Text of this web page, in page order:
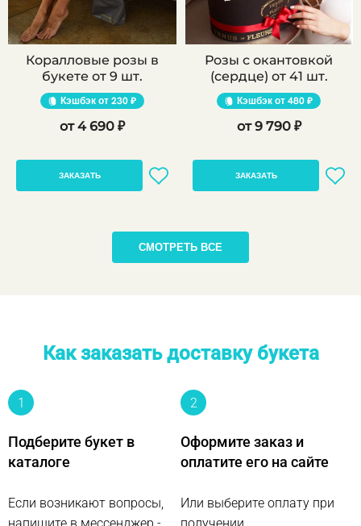
Коралловые розы в
букете от 9 шт.
Кэшбэк 230 ₽
4 690 ₽
ЗАКАЗАТЬ
Розы с окантовкой
(сердце) от 41 шт.
Кэшбэк 480 ₽
9 790 ₽
ЗАКАЗАТЬ
СМОТРЕТЬ ВСЕ
Как заказать доставку букета
1
Подберите букет в
каталоге
Если возникают вопросы,
2
Оформите заказ и
оплатите его на сайте
Или выберите оплату при